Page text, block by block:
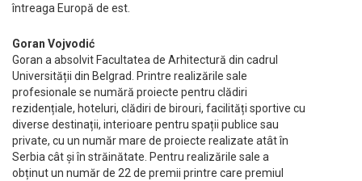
întreaga Europă de est.
Goran Vojvodić
Goran a absolvit Facultatea de Arhitectură din cadrul
Universității din Belgrad. Printre realizările sale
profesionale se numără proiecte pentru clădiri
rezidențiale, hoteluri, clădiri de birouri, facilități sportive cu
diverse destinații, interioare pentru spații publice sau
private, cu un număr mare de proiecte realizate atât în
Serbia cât și în străinătate. Pentru realizările sale a
obținut un număr de 22 de premii printre care premiul